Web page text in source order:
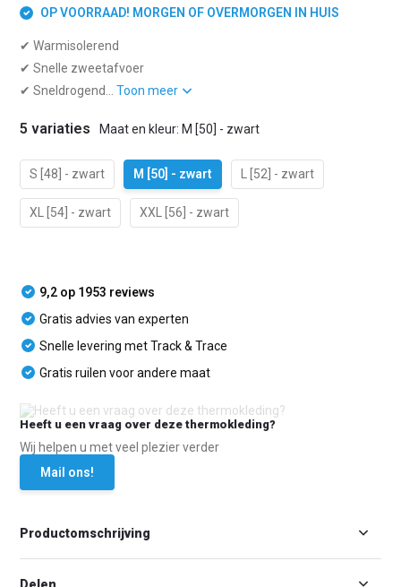
OP VOORRAAD! MORGEN OF OVERMORGEN IN HUIS
✔ Warmisolerend
✔ Snelle zweetafvoer
✔ Sneldrogend...Toon meer
5 variaties Maat en kleur: M [50] - zwart
S [48] - zwart M [50] - zwart L [52] - zwart
XL [54] - zwart XXL [56] - zwart
9,2 op 1953 reviews
Gratis advies van experten
Snelle levering met Track & Trace
Gratis ruilen voor andere maat
Heeft u een vraag over deze thermokleding?
Wij helpen u met veel plezier verder
Mail ons!
Productomschrijving
Delen